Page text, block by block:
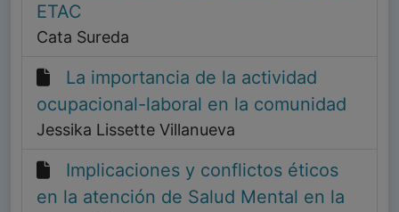
ETAC
Cata Sureda
La importancia de la actividad
ocupacional-laboral en la comunidad
Jessika Lissette Villanueva
Implicaciones y conflictos éticos
en la atención de Salud Mental en la